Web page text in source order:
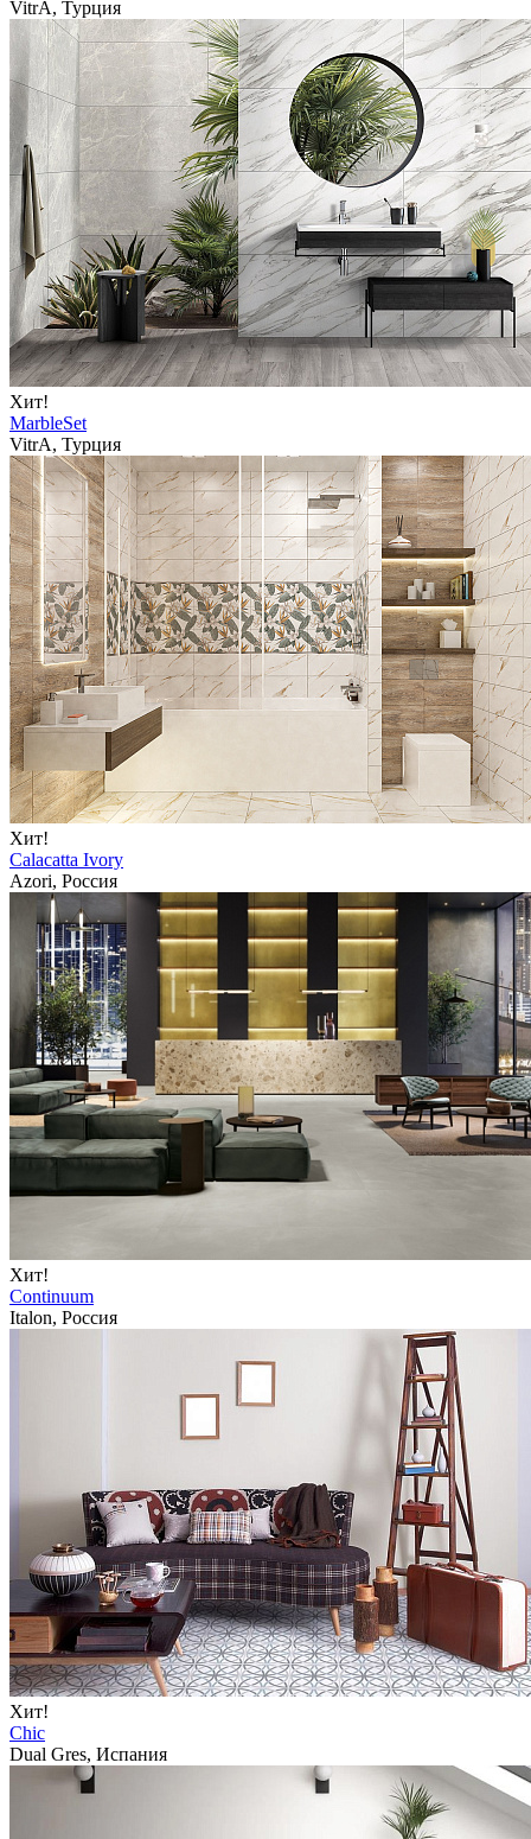
VitrA, Турция
Хит!
MarbleSet
VitrA, Турция
Хит!
Calacatta Ivory
Azori, Россия
Хит!
Continuum
Italon, Россия
Хит!
Chic
Dual Gres, Испания